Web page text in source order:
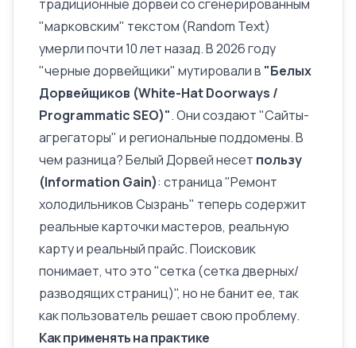
традиционные дорвеи со сгенерированным
"марковским" текстом (Random Text)
умерли почти 10 лет назад. В 2026 году
"черные дорвейщики" мутировали в "Белых
Дорвейщиков (White-Hat Doorways /
Programmatic SEO)". Они создают "Сайты-
агрегаторы" и региональные поддомены. В
чем разница? Белый Дорвей несет пользу
(Information Gain): страница "Ремонт
холодильников Сызрань" теперь содержит
реальные карточки мастеров, реальную
карту и реальный прайс. Поисковик
понимает, что это "сетка (сетка дверных/
разводящих страниц)", но не банит ее, так
как пользователь решает свою проблему.
Как применять на практике